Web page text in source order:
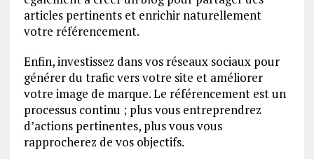
articles pertinents et enrichir naturellement
votre référencement.
Enfin, investissez dans vos réseaux sociaux pour
générer du trafic vers votre site et améliorer
votre image de marque. Le référencement est un
processus continu ; plus vous entreprendrez
d’actions pertinentes, plus vous vous
rapprocherez de vos objectifs.